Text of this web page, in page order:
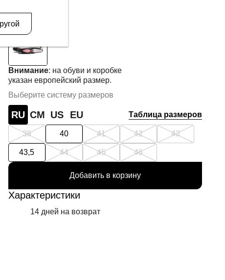
14 495 ₽
В другом цвете
Внимание: на обуви и коробке
указан европейский размер.
Выберите систему размеров
RU СМ US EU Таблица размеров
39 40 41 42 43
43,5 44 45 46
Добавить в корзину
Характеристики
14 дней на возврат